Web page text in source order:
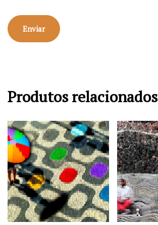
Produtos relacionados